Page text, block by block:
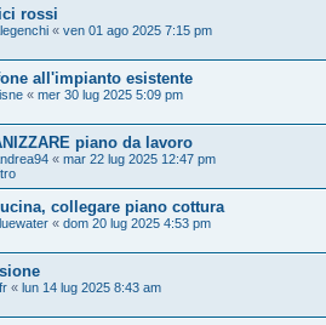
rossi
« ven 01 ago 2025 7:15 pm
all'impianto esistente
« mer 30 lug 2025 5:09 pm
piano da lavoro
« mar 22 lug 2025 12:47 pm
collegare piano cottura
« dom 20 lug 2025 4:53 pm
« lun 14 lug 2025 8:43 am